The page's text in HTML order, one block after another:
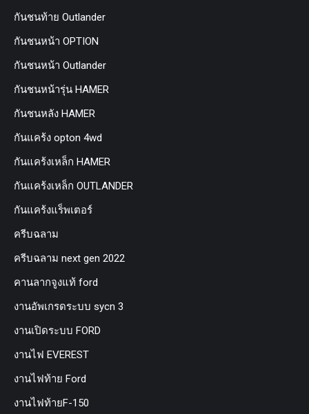
กันชนท้าย Outlander
กันชนหน้า OPTION
กันชนหน้า Outlander
กันชนหน้ารุ่น HAMER
กันชนหลัง HAMER
กันแคร้ง opton 4wd
กันแคร้งเหล็ก HAMER
กันแคร้งเหล็ก OUTLANDER
กันแคร้งแร็พเตอร์
ครีบฉลาม
ครีบฉลาม next gen 2022
คานลากจูงแท้ ford
งานอัพเกรดระบบ sycn 3
งานเปิดระบบ FORD
งานไฟ EVEREST
งานไฟท้าย Ford
งานไฟท้ายF-150